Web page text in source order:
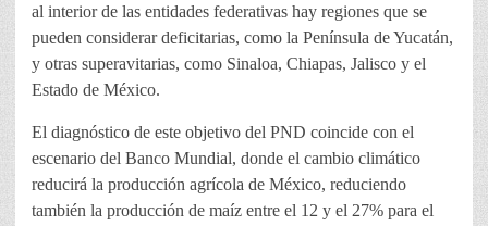
al interior de las entidades federativas hay regiones que se
pueden considerar deficitarias, como la Península de Yucatán,
y otras superavitarias, como Sinaloa, Chiapas, Jalisco y el
Estado de México.
El diagnóstico de este objetivo del PND coincide con el
escenario del Banco Mundial, donde el cambio climático
reducirá la producción agrícola de México, reduciendo
también la producción de maíz entre el 12 y el 27% para el